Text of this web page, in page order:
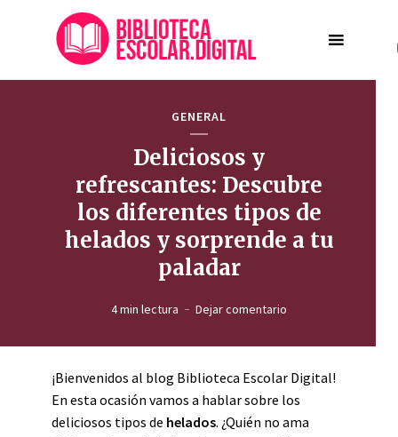
GENERAL
Deliciosos y
refrescantes: Descubre
los diferentes tipos de
helados y sorprende a tu
paladar
4 min lectura Dejar comentario
¡Bienvenidos al blog Biblioteca Escolar Digital!
En esta ocasión vamos a hablar sobre los
deliciosos tipos de helados. ¿Quién no ama